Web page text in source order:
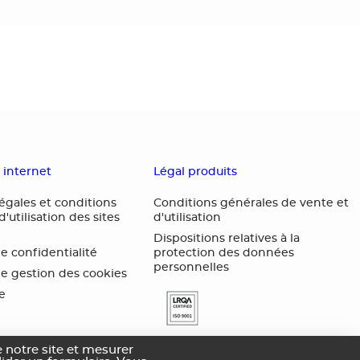
internet
et conditions
des sites
confidentialité
gestion des cookies
Légal produits
Conditions générales de vente et
d'utilisation
Dispositions relatives à la
protection des données
personnelles
notre site et mesurer